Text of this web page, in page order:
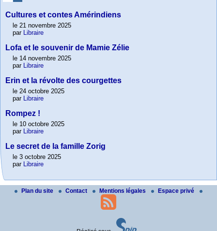
Cultures et contes Amérindiens
le 21 novembre 2025
par Libraire
Lofa et le souvenir de Mamie Zélie
le 14 novembre 2025
par Libraire
Erin et la révolte des courgettes
le 24 octobre 2025
par Libraire
Rompez !
le 10 octobre 2025
par Libraire
Le secret de la famille Zorig
le 3 octobre 2025
par Libraire
Plan du site Contact Mentions légales Espace privé